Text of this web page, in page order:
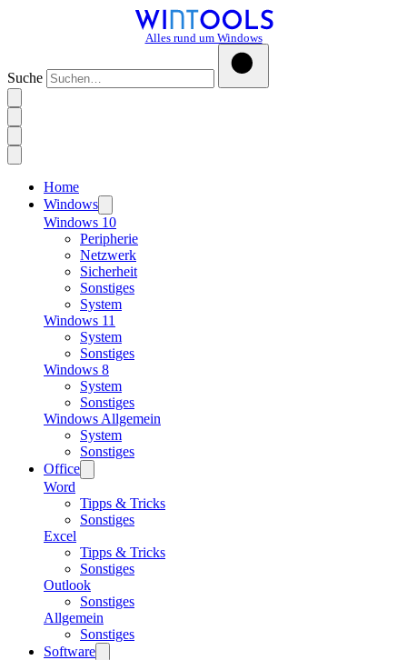
Alles rund um Windows
Suche
Home
Windows
Windows 10
Peripherie
Netzwerk
Sicherheit
Sonstiges
System
Windows 11
System
Sonstiges
Windows 8
System
Sonstiges
Windows Allgemein
System
Sonstiges
Office
Word
Tipps & Tricks
Sonstiges
Excel
Tipps & Tricks
Sonstiges
Outlook
Sonstiges
Allgemein
Sonstiges
Software